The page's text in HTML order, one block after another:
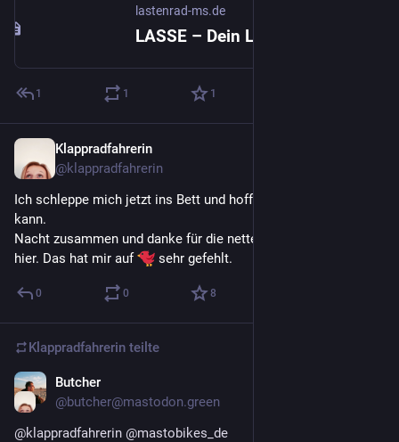
lastenrad-ms.de
1 1 1
Klappradfahrerin
@klappradfahrerin
Ich schleppe mich jetzt ins Bett und hoffe, dass ich schlafen
kann.
Nacht zusammen und danke für die netten Konversationen
hier. Das hat mir auf
sehr gefehlt.
0 0 8
Klappradfahrerin teilte
Butcher
@butcher@mastodon.green
@klappradfahrerin @mastobikes_de